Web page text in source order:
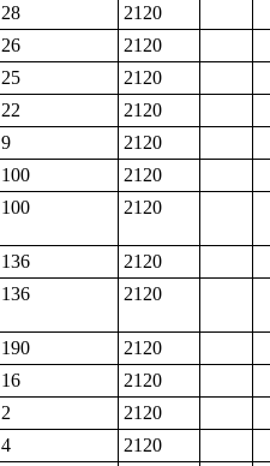
28
2120
26
2120
25
2120
22
2120
9
2120
100
2120
100 2120
136
2120
136 2120
190
2120
16
2120
2
2120
4
2120